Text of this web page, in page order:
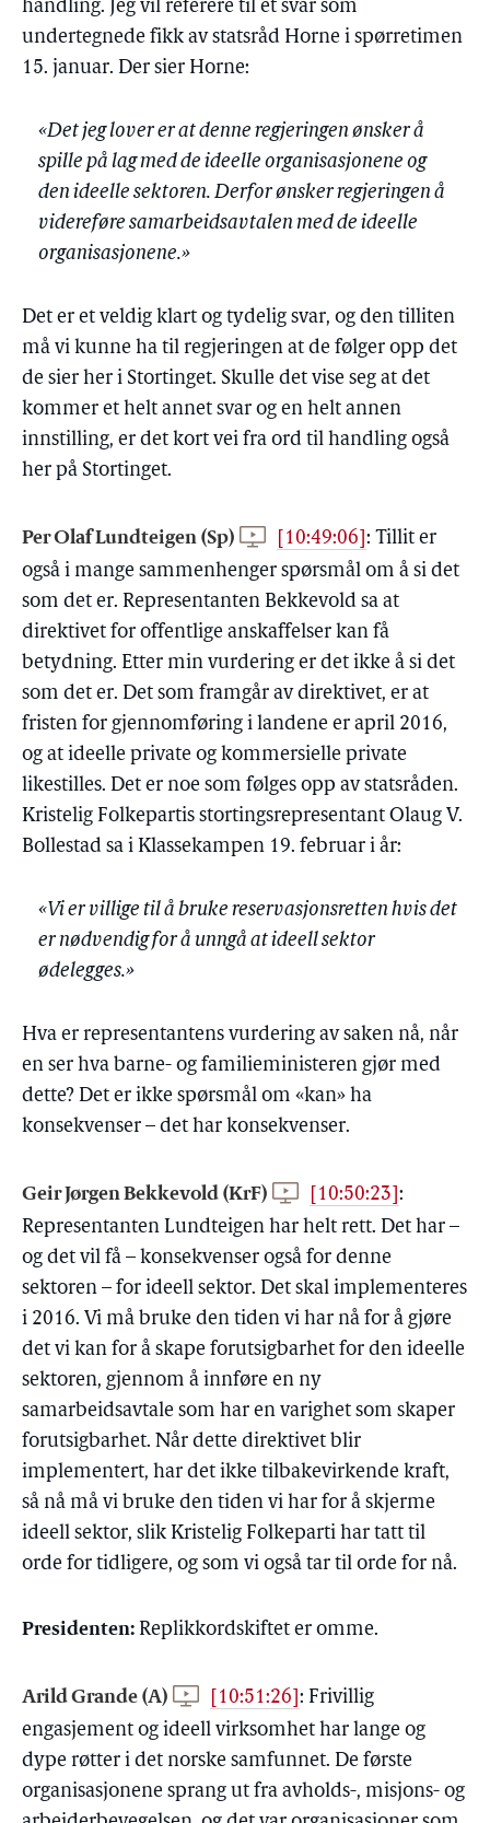
handling. Jeg vil referere til et svar som
undertegnede fikk av statsråd Horne i spørretimen
15. januar. Der sier Horne:
«Det jeg lover er at denne regjeringen ønsker å
spille på lag med de ideelle organisasjonene og
den ideelle sektoren. Derfor ønsker regjeringen å
videreføre samarbeidsavtalen med de ideelle
organisasjonene.»
Det er et veldig klart og tydelig svar, og den tilliten
må vi kunne ha til regjeringen at de følger opp det
de sier her i Stortinget. Skulle det vise seg at det
kommer et helt annet svar og en helt annen
innstilling, er det kort vei fra ord til handling også
her på Stortinget.
Per Olaf Lundteigen (Sp) [10:49:06] : Tillit er
også i mange sammenhenger spørsmål om å si det
som det er. Representanten Bekkevold sa at
direktivet for offentlige anskaffelser kan få
betydning. Etter min vurdering er det ikke å si det
som det er. Det som framgår av direktivet, er at
fristen for gjennomføring i landene er april 2016,
og at ideelle private og kommersielle private
likestilles. Det er noe som følges opp av statsråden.
Kristelig Folkepartis stortingsrepresentant Olaug V.
Bollestad sa i Klassekampen 19. februar i år:
«Vi er villige til å bruke reservasjonsretten hvis det
er nødvendig for å unngå at ideell sektor
ødelegges.»
Hva er representantens vurdering av saken nå, når
en ser hva barne- og familieministeren gjør med
dette? Det er ikke spørsmål om «kan» ha
konsekvenser – det har konsekvenser.
Geir Jørgen Bekkevold (KrF) [10:50:23] :
Representanten Lundteigen har helt rett. Det har –
og det vil få – konsekvenser også for denne
sektoren – for ideell sektor. Det skal implementeres
i 2016. Vi må bruke den tiden vi har nå for å gjøre
det vi kan for å skape forutsigbarhet for den ideelle
sektoren, gjennom å innføre en ny
samarbeidsavtale som har en varighet som skaper
forutsigbarhet. Når dette direktivet blir
implementert, har det ikke tilbakevirkende kraft,
så nå må vi bruke den tiden vi har for å skjerme
ideell sektor, slik Kristelig Folkeparti har tatt til
orde for tidligere, og som vi også tar til orde for nå.
Presidenten: Replikkordskiftet er omme.
Arild Grande (A) [10:51:26] : Frivillig
engasjement og ideell virksomhet har lange og
dype røtter i det norske samfunnet. De første
organisasjonene sprang ut fra avholds-, misjons- og